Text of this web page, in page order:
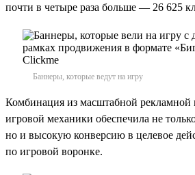
почти в четыре раза больше — 26 625
Баннеры, которые ведут на игру
Комбинация из масштабной рекламной
игровой механики обеспечила не
но и высокую конверсию в целевое
по игровой воронке.